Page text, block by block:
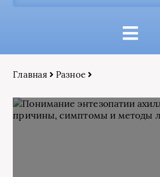
Главная Разное